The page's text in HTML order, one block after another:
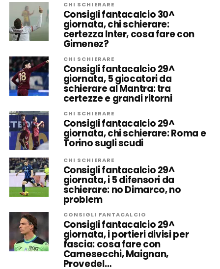
CHI SCHIERARE
Consigli fantacalcio 30^
giornata, chi schierare:
certezza Inter, cosa fare con
Gimenez?
CHI SCHIERARE
Consigli fantacalcio 29^
giornata, 5 giocatori da
schierare al Mantra: tra
certezze e grandi ritorni
CHI SCHIERARE
Consigli fantacalcio 29^
giornata, chi schierare: Roma e
Torino sugli scudi
CHI SCHIERARE
Consigli fantacalcio 29^
giornata, i 5 difensori da
schierare: no Dimarco, no
problem
CONSIGLI FANTACALCIO
Consigli fantacalcio 29^
giornata, i portieri divisi per
fascia: cosa fare con
Carnesecchi, Maignan,
Provedel…